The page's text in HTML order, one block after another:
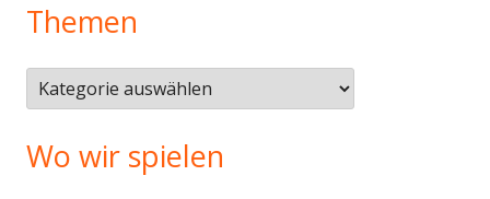
Themen
Themen
Wo wir spielen